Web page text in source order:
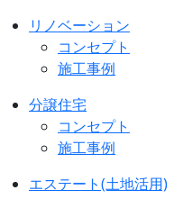
リノベーション
コンセプト
施工事例
分譲住宅
コンセプト
施工事例
エステート(土地活用)